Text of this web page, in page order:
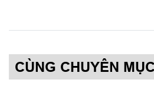
CÙNG CHUYÊN MỤC